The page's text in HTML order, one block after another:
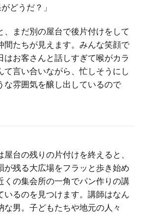
どうだ？」
まだ別の屋台で後片付けをして
間たちが見えます。みんな笑顔で
はお客さんと話しすぎて喉がカラ
て言い合いながら、忙しそうにし
な雰囲気を醸し出しているので
台の残りの片付けを終えると、
が残る大広場をフラッと歩き始め
くの集会所の一角でパン作りの講
いるのを見つけます。講師はなん
な男。子どもたちや地元の人々